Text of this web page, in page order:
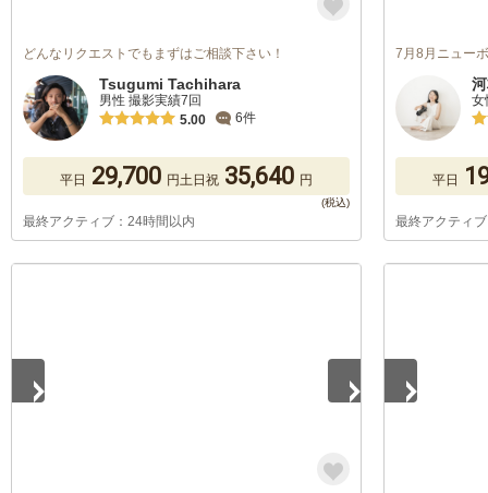
どんなリクエストでもまずはご相談下さい！
Tsugumi Tachihara
男性 撮影実績7回
5.00
6件
平日 29,700 円土日祝 35,640 円
最終アクティブ：24時間以内
7月8月ニュー
女
平日
最終アクティ